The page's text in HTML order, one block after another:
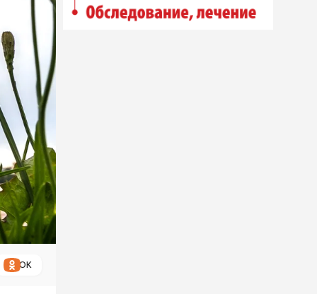
ОК